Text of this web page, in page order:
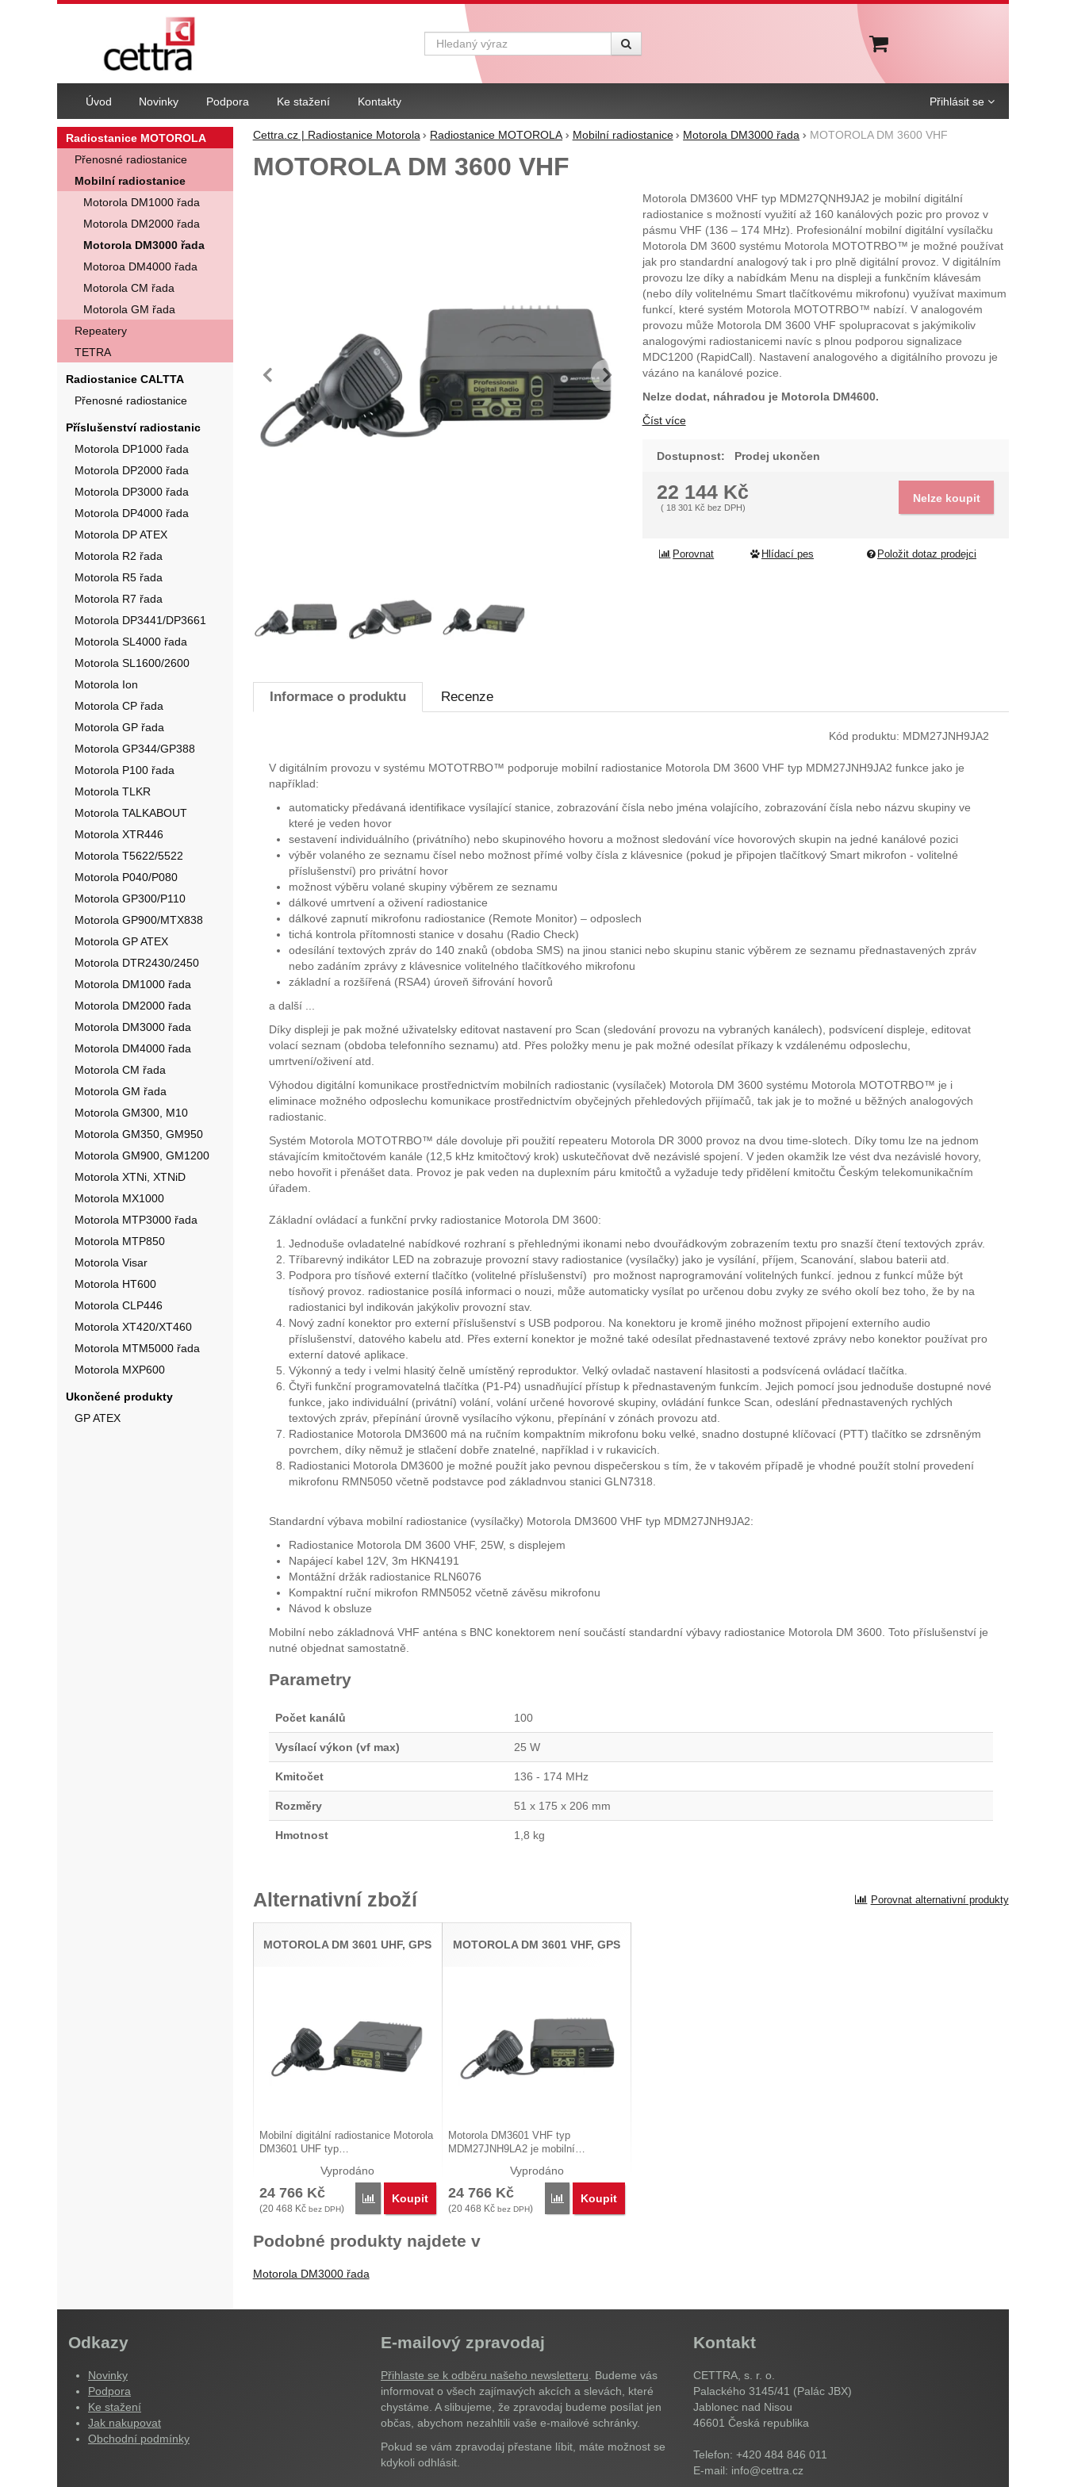
Cettra.cz | Radiostanice Motorola Radiostanice MOTOROLA Mobilní radiostanice Motorola DM3000 řada MOTOROLA DM 3600 VHF
MOTOROLA DM 3600 VHF
předchozí následující
Motorola DM3600 VHF typ MDM27QNH9JA2 je mobilní digitální
radiostanice s možností využití až 160 kanálových pozic pro provoz v
pásmu VHF (136 – 174 MHz). Profesionální mobilní digitální vysílačku
Motorola DM 3600 systému Motorola MOTOTRBO™ je možné používat
jak pro standardní analogový tak i pro plně digitální provoz. V digitálním
provozu lze díky a nabídkám Menu na displeji a funkčním klávesám
(nebo díly volitelnému Smart tlačítkovému mikrofonu) využívat maximum
funkcí, které systém Motorola MOTOTRBO™ nabízí. V analogovém
provozu může Motorola DM 3600 VHF spolupracovat s jakýmikoliv
analogovými radiostanicemi navíc s plnou podporou signalizace
MDC1200 (RapidCall). Nastavení analogového a digitálního provozu je
vázáno na kanálové pozice.
Nelze dodat, náhradou je Motorola DM4600.
Číst více
Dostupnost: Prodej ukončen
22 144 Kč
(18 301 Kč bez DPH)
Nelze koupit
Porovnat Hlídací pes Položit dotaz prodejci
Informace o produktu Recenze
Kód produktu: MDM27JNH9JA2
V digitálním provozu v systému MOTOTRBO™ podporuje mobilní radiostanice Motorola DM 3600 VHF typ MDM27JNH9JA2 funkce jako je
například:
automaticky předávaná identifikace vysílající stanice, zobrazování čísla nebo jména volajícího, zobrazování čísla nebo názvu skupiny ve
které je veden hovor
sestavení individuálního (privátního) nebo skupinového hovoru a možnost sledování více hovorových skupin na jedné kanálové pozici
výběr volaného ze seznamu čísel nebo možnost přímé volby čísla z klávesnice (pokud je připojen tlačítkový Smart mikrofon - volitelné
příslušenství) pro privátní hovor
možnost výběru volané skupiny výběrem ze seznamu
dálkové umrtvení a oživení radiostanice
dálkové zapnutí mikrofonu radiostanice (Remote Monitor) – odposlech
tichá kontrola přítomnosti stanice v dosahu (Radio Check)
odesílání textových zpráv do 140 znaků (obdoba SMS) na jinou stanici nebo skupinu stanic výběrem ze seznamu přednastavených zpráv
nebo zadáním zprávy z klávesnice volitelného tlačítkového mikrofonu
základní a rozšířená (RSA4) úroveň šifrování hovorů
a další ...
Díky displeji je pak možné uživatelsky editovat nastavení pro Scan (sledování provozu na vybraných kanálech), podsvícení displeje, editovat
volací seznam (obdoba telefonního seznamu) atd. Přes položky menu je pak možné odesílat příkazy k vzdálenému odposlechu,
umrtvení/oživení atd.
Výhodou digitální komunikace prostřednictvím mobilních radiostanic (vysílaček) Motorola DM 3600 systému Motorola MOTOTRBO™ je i
eliminace možného odposlechu komunikace prostřednictvím obyčejných přehledových přijímačů, tak jak je to možné u běžných analogových
radiostanic.
Systém Motorola MOTOTRBO™ dále dovoluje při použití repeateru Motorola DR 3000 provoz na dvou time-slotech. Díky tomu lze na jednom
stávajícím kmitočtovém kanále (12,5 kHz kmitočtový krok) uskutečňovat dvě nezávislé spojení. V jeden okamžik lze vést dva nezávislé hovory,
nebo hovořit i přenášet data. Provoz je pak veden na duplexním páru kmitočtů a vyžaduje tedy přidělení kmitočtu Českým telekomunikačním
úřadem.
Základní ovládací a funkční prvky radiostanice Motorola DM 3600:
Jednoduše ovladatelné nabídkové rozhraní s přehlednými ikonami nebo dvouřádkovým zobrazením textu pro snazší čtení textových zpráv.
Tříbarevný indikátor LED na zobrazuje provozní stavy radiostanice (vysílačky) jako je vysílání, příjem, Scanování, slabou baterii atd.
Podpora pro tísňové externí tlačítko (volitelné příslušenství) pro možnost naprogramování volitelných funkcí. jednou z funkcí může být
tísňový provoz. radiostanice posílá informaci o nouzi, může automaticky vysílat po určenou dobu zvyky ze svého okolí bez toho, že by na
radiostanici byl indikován jakýkoliv provozní stav.
Nový zadní konektor pro externí příslušenství s USB podporou. Na konektoru je kromě jiného možnost připojení externího audio
příslušenství, datového kabelu atd. Přes externí konektor je možné také odesílat přednastavené textové zprávy nebo konektor používat pro
externí datové aplikace.
Výkonný a tedy i velmi hlasitý čelně umístěný reproduktor. Velký ovladač nastavení hlasitosti a podsvícená ovládací tlačítka.
Čtyři funkční programovatelná tlačítka (P1-P4) usnadňující přístup k přednastaveným funkcím. Jejich pomocí jsou jednoduše dostupné nové
funkce, jako individuální (privátní) volání, volání určené hovorové skupiny, ovládání funkce Scan, odeslání přednastavených rychlých
textových zpráv, přepínání úrovně vysílacího výkonu, přepínání v zónách provozu atd.
Radiostanice Motorola DM3600 má na ručním kompaktním mikrofonu boku velké, snadno dostupné klíčovací (PTT) tlačítko se zdrsněným
povrchem, díky němuž je stlačení dobře znatelné, například i v rukavicích.
Radiostanici Motorola DM3600 je možné použít jako pevnou dispečerskou s tím, že v takovém případě je vhodné použít stolní provedení
mikrofonu RMN5050 včetně podstavce pod základnvou stanici GLN7318.
Standardní výbava mobilní radiostanice (vysílačky) Motorola DM3600 VHF typ MDM27JNH9JA2:
Radiostanice Motorola DM 3600 VHF, 25W, s displejem
Napájecí kabel 12V, 3m HKN4191
Montážní držák radiostanice RLN6076
Kompaktní ruční mikrofon RMN5052 včetně závěsu mikrofonu
Návod k obsluze
Mobilní nebo základnová VHF anténa s BNC konektorem není součástí standardní výbavy radiostanice Motorola DM 3600. Toto příslušenství je
nutné objednat samostatně.
Parametry
Počet kanálů 100
Vysílací výkon (vf max) 25 W
Kmitočet 136 - 174 MHz
Rozměry 51 x 175 x 206 mm
Hmotnost 1,8 kg
Alternativní zboží Porovnat alternativní produkty
MOTOROLA DM 3601 UHF, GPS
Mobilní digitální radiostanice Motorola
DM3601 UHF typ…
Vyprodáno
24 766 Kč
(20 468 Kč bez DPH)
Porovnat
Koupit
MOTOROLA DM 3601 VHF, GPS
Motorola DM3601 VHF typ
MDM27JNH9LA2 je mobilní…
Vyprodáno
24 766 Kč
(20 468 Kč bez DPH)
Porovnat
Koupit
Podobné produkty najdete v
Motorola DM3000 řada
Radiostanice MOTOROLA
Přenosné radiostanice
Mobilní radiostanice
Motorola DM1000 řada
Motorola DM2000 řada
Motorola DM3000 řada
Motoroa DM4000 řada
Motorola CM řada
Motorola GM řada
Repeatery
TETRA
Radiostanice CALTTA
Přenosné radiostanice
Příslušenství radiostanic
Motorola DP1000 řada
Motorola DP2000 řada
Motorola DP3000 řada
Motorola DP4000 řada
Motorola DP ATEX
Motorola R2 řada
Motorola R5 řada
Motorola R7 řada
Motorola DP3441/DP3661
Motorola SL4000 řada
Motorola SL1600/2600
Motorola Ion
Motorola CP řada
Motorola GP řada
Motorola GP344/GP388
Motorola P100 řada
Motorola TLKR
Motorola TALKABOUT
Motorola XTR446
Motorola T5622/5522
Motorola P040/P080
Motorola GP300/P110
Motorola GP900/MTX838
Motorola GP ATEX
Motorola DTR2430/2450
Motorola DM1000 řada
Motorola DM2000 řada
Motorola DM3000 řada
Motorola DM4000 řada
Motorola CM řada
Motorola GM řada
Motorola GM300, M10
Motorola GM350, GM950
Motorola GM900, GM1200
Motorola XTNi, XTNiD
Motorola MX1000
Motorola MTP3000 řada
Motorola MTP850
Motorola Visar
Motorola HT600
Motorola CLP446
Motorola XT420/XT460
Motorola MTM5000 řada
Motorola MXP600
Ukončené produkty
GP ATEX
Navigace
Úvod Novinky Podpora Ke stažení Kontakty Přihlásit se
Vyhledávání
Odkazy
Novinky
Podpora
Ke stažení
Jak nakupovat
Obchodní podmínky
E-mailový zpravodaj
Přihlaste se k odběru našeho newsletteru . Budeme vás
informovat o všech zajímavých akcích a slevách, které
chystáme. A slibujeme, že zpravodaj budeme posílat jen
občas, abychom nezahltili vaše e-mailové schránky.
Pokud se vám zpravodaj přestane líbit, máte možnost se
kdykoli odhlásit.
Kontakt
CETTRA, s. r. o.
Palackého 3145/41 (Palác JBX)
Jablonec nad Nisou
46601 Česká republika
Telefon: +420 484 846 011
E-mail: info@cettra.cz